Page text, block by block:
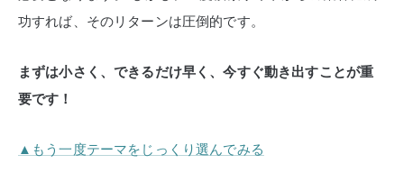
功すれば、そのリターンは圧倒的です。
まずは小さく、できるだけ早く、今すぐ動き出すことが重
要です！
▲もう一度テーマをじっくり選んでみる